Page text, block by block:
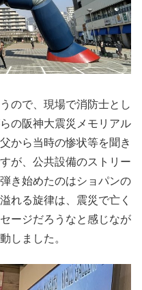
ので、現場で消防士とし
の阪神大震災メモリアル
から当時の惨状等を聞き
が、公共設備のストリー
き始めたのはショパンの
れる旋律は、震災で亡く
ージだろうなと感じなが
しました。